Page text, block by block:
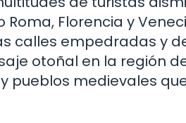
Florencia y
calles empedradas y
otoñal en la región
pueblos medievales